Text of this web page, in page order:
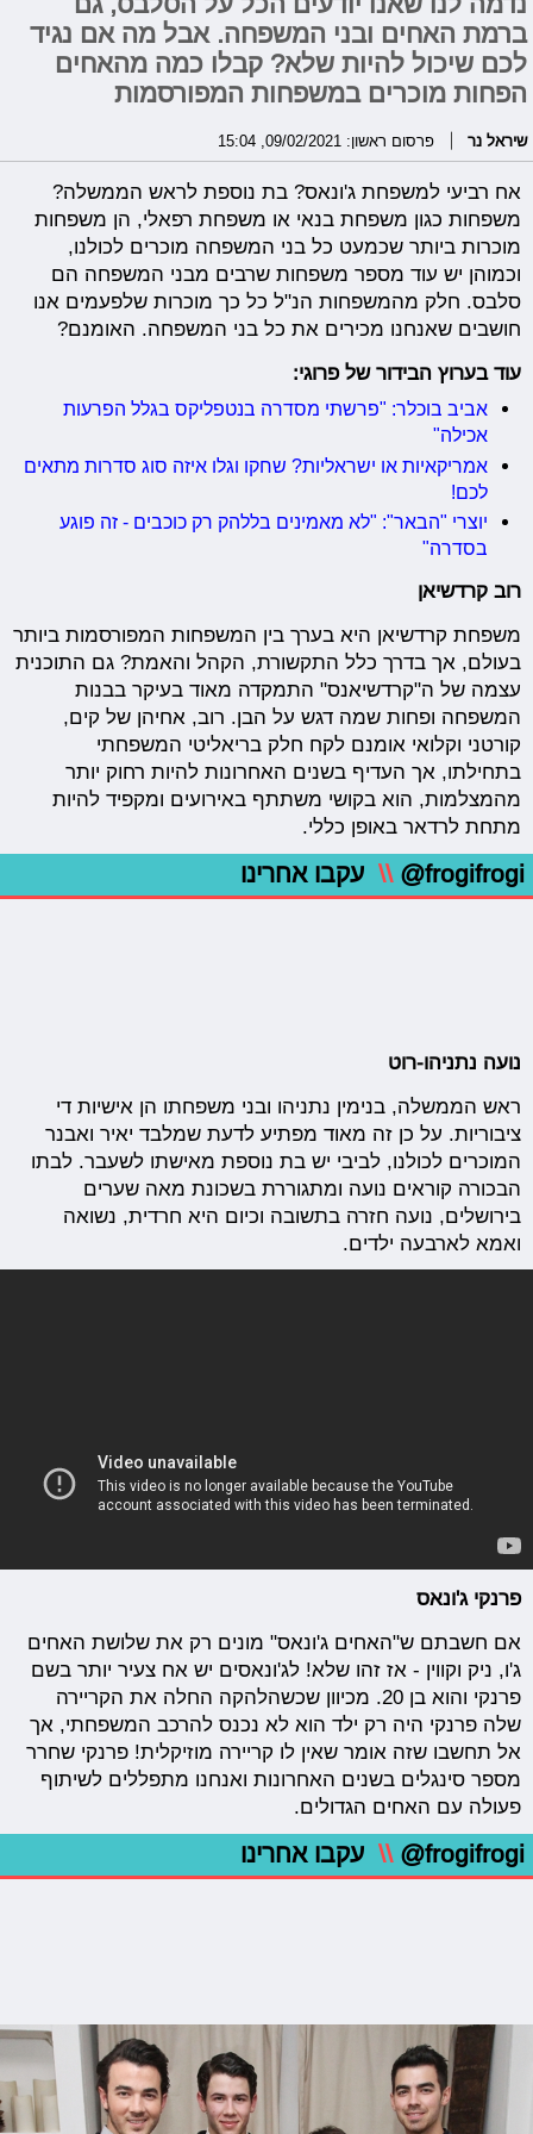
ברמת האחים ובני המשפחה. אבל מה אם נגיד
לכם שיכול להיות שלא? קבלו כמה מהאחים
הפחות מוכרים במשפחות המפורסמות
שיראל נר פרסום ראשון: 09/02/2021, 15:04
אח רביעי למשפחת ג'ונאס? בת נוספת לראש הממשלה?
משפחות כגון משפחת בנאי או משפחת רפאלי, הן משפחות
מוכרות ביותר שכמעט כל בני המשפחה מוכרים לכולנו,
וכמוהן יש עוד מספר משפחות שרבים מבני המשפחה הם
סלבס. חלק מהמשפחות הנ"ל כל כך מוכרות שלפעמים אנו
חושבים שאנחנו מכירים את כל בני המשפחה. האומנם?
עוד בערוץ הבידור של פרוגי:
אביב בוכלר: "פרשתי מסדרה בנטפליקס בגלל הפרעות
אכילה"
אמריקאיות או ישראליות? שחקו וגלו איזה סוג סדרות מתאים
לכם!
יוצרי "הבאר": "לא מאמינים בללהק רק כוכבים - זה פוגע
בסדרה"
רוב קרדשיאן
משפחת קרדשיאן היא בערך בין המשפחות המפורסמות ביותר
בעולם, אך בדרך כלל התקשורת, הקהל והאמת? גם התוכנית
עצמה של ה"קרדשיאנס" התמקדה מאוד בעיקר בבנות
המשפחה ופחות שמה דגש על הבן. רוב, אחיהן של קים,
קורטני וקלואי אומנם לקח חלק בריאליטי המשפחתי
בתחילתו, אך העדיף בשנים האחרונות להיות רחוק יותר
מהמצלמות, הוא בקושי משתתף באירועים ומקפיד להיות
מתחת לרדאר באופן כללי.
@frogifrogi
\\ עקבו אחרינו
נועה נתניהו-רוט
ראש הממשלה, בנימין נתניהו ובני משפחתו הן אישיות די
ציבוריות. על כן זה מאוד מפתיע לדעת שמלבד יאיר ואבנר
המוכרים לכולנו, לביבי יש בת נוספת מאישתו לשעבר. לבתו
הבכורה קוראים נועה ומתגוררת בשכונת מאה שערים
בירושלים, נועה חזרה בתשובה וכיום היא חרדית, נשואה
ואמא לארבעה ילדים.
פרנקי ג'ונאס
אם חשבתם ש"האחים ג'ונאס" מונים רק את שלושת האחים
ג'ו, ניק וקווין - אז זהו שלא! לג'ונאסים יש אח צעיר יותר בשם
פרנקי והוא בן 20. מכיוון שכשהלהקה החלה את הקריירה
שלה פרנקי היה רק ילד הוא לא נכנס להרכב המשפחתי, אך
אל תחשבו שזה אומר שאין לו קריירה מוזיקלית! פרנקי שחרר
מספר סינגלים בשנים האחרונות ואנחנו מתפללים לשיתוף
פעולה עם האחים הגדולים.
@frogifrogi
\\ עקבו אחרינו